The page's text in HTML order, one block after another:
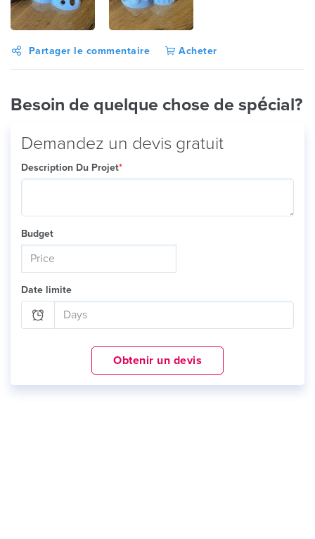
Partager le commentaire Acheter
Besoin de quelque chose de spécial?
Demandez un devis gratuit
Description Du Projet*
Budget
Date limite
Obtenir un devis